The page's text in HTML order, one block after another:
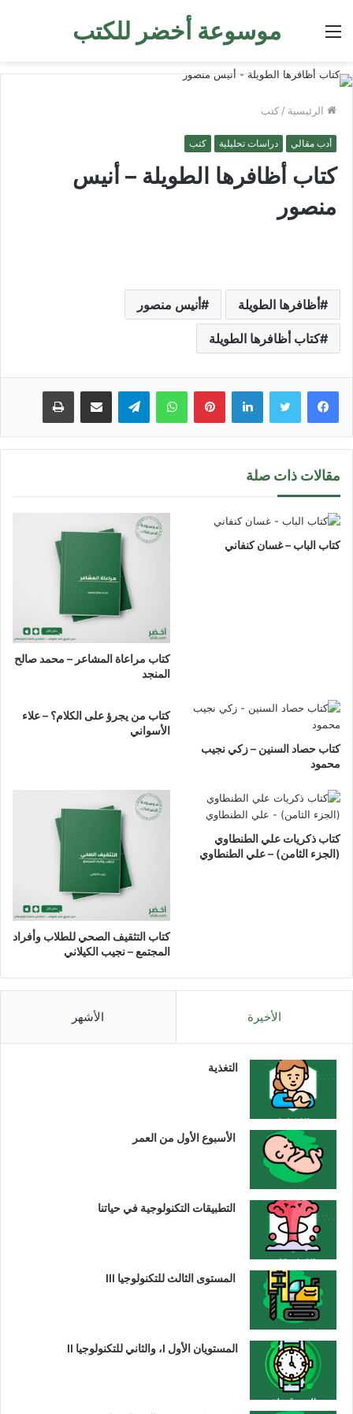
موسوعة أخضر للكتب القائمة
الرئيسية / كتب
أدب مقالي دراسات تحليلية كتب
كتاب أظافرها الطويلة – أنيس
منصور
أظافرها الطويلة أنيس منصور
كتاب أظافرها الطويلة
لينكدإن بينتيريستواتساب تيلقرام مشاركة عبر البريد طباعة
مقالات ذات صلة
كتاب الباب – غسان كنفاني
كتاب مراعاة المشاعر – محمد صالح
المنجد
كتاب حصاد السنين – زكي نجيب
محمود
كتاب من يجرؤ على الكلام؟ – علاء
الأسواني
كتاب ذكريات علي الطنطاوي
(الجزء الثامن) – علي الطنطاوي
كتاب التثقيف الصحي للطلاب وأفراد
المجتمع – نجيب الكيلاني
الأخيرة الأشهر
التغذية
الأسبوع الأول من العمر
التطبيقات التكنولوجية في حياتنا
المستوى الثالث للتكنولوجيا III
المستويان الأول I، والثاني للتكنولوجيا II